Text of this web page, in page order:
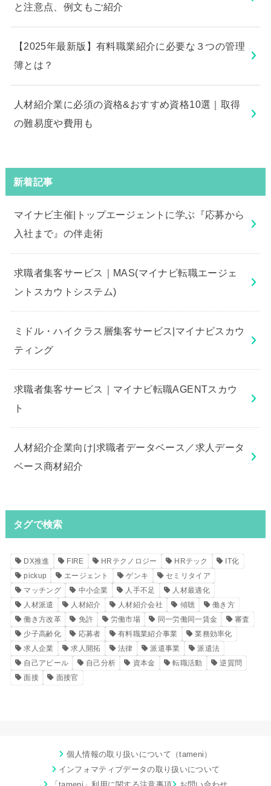
と注意点、例文もご紹介
【2025年最新版】有料職業紹介に必要な３つの管理
簿とは？
人材紹介業に必須の資格&おすすめ資格10選｜取得
の難易度や費用も
新着記事
マイナビ主催|トップエージェントに学ぶ『応募から
入社まで』の伴走術
求職者集客サービス｜MAS(マイナビ転職エージェ
ントスカウトシステム)
ミドル・ハイクラス層集客サービス|マイナビスカウ
ティング
求職者集客サービス｜マイナビ転職AGENTスカウ
ト
人材紹介企業向け|求職者データベース／求人データ
ベース商材紹介
タグで検索
DX推進 FIRE HRテクノロジー HRテック
IT化
pickup
エージェント ゲンキ
セミリタイア
マッチング
中小企業 人手不足
人材最適化
人材派遣
人材紹介 人材紹介会社 傾聴
働き方
働き方改革
免許 労働市場 同一労働同一賃金
審査
少子高齢化
応募者 有料職業紹介事業
業務効率化
求人企業
求人開拓 法律 派遣事業
派遣法
自己アピール
自己分析 資本金 転職活動
逆質問
面接
面接官
個人情報の取り扱いについて（tameni）
インフォマティブデータの取り扱いについて